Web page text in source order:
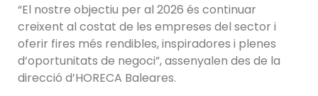
“El nostre objectiu per al 2026 és continuar
creixent al costat de les empreses del sector i
oferir fires més rendibles, inspiradores i plenes
d’oportunitats de negoci”, assenyalen des de la
direcció d’HORECA Baleares.